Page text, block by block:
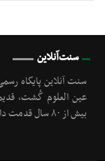
سنت‌آنلاین
سنت آنلاین پایگاه
عین العلوم گُشت,
بیش از ۸۰ سال قدمت دارد.